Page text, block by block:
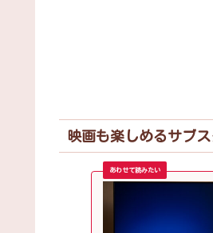
映画も楽しめるサブ